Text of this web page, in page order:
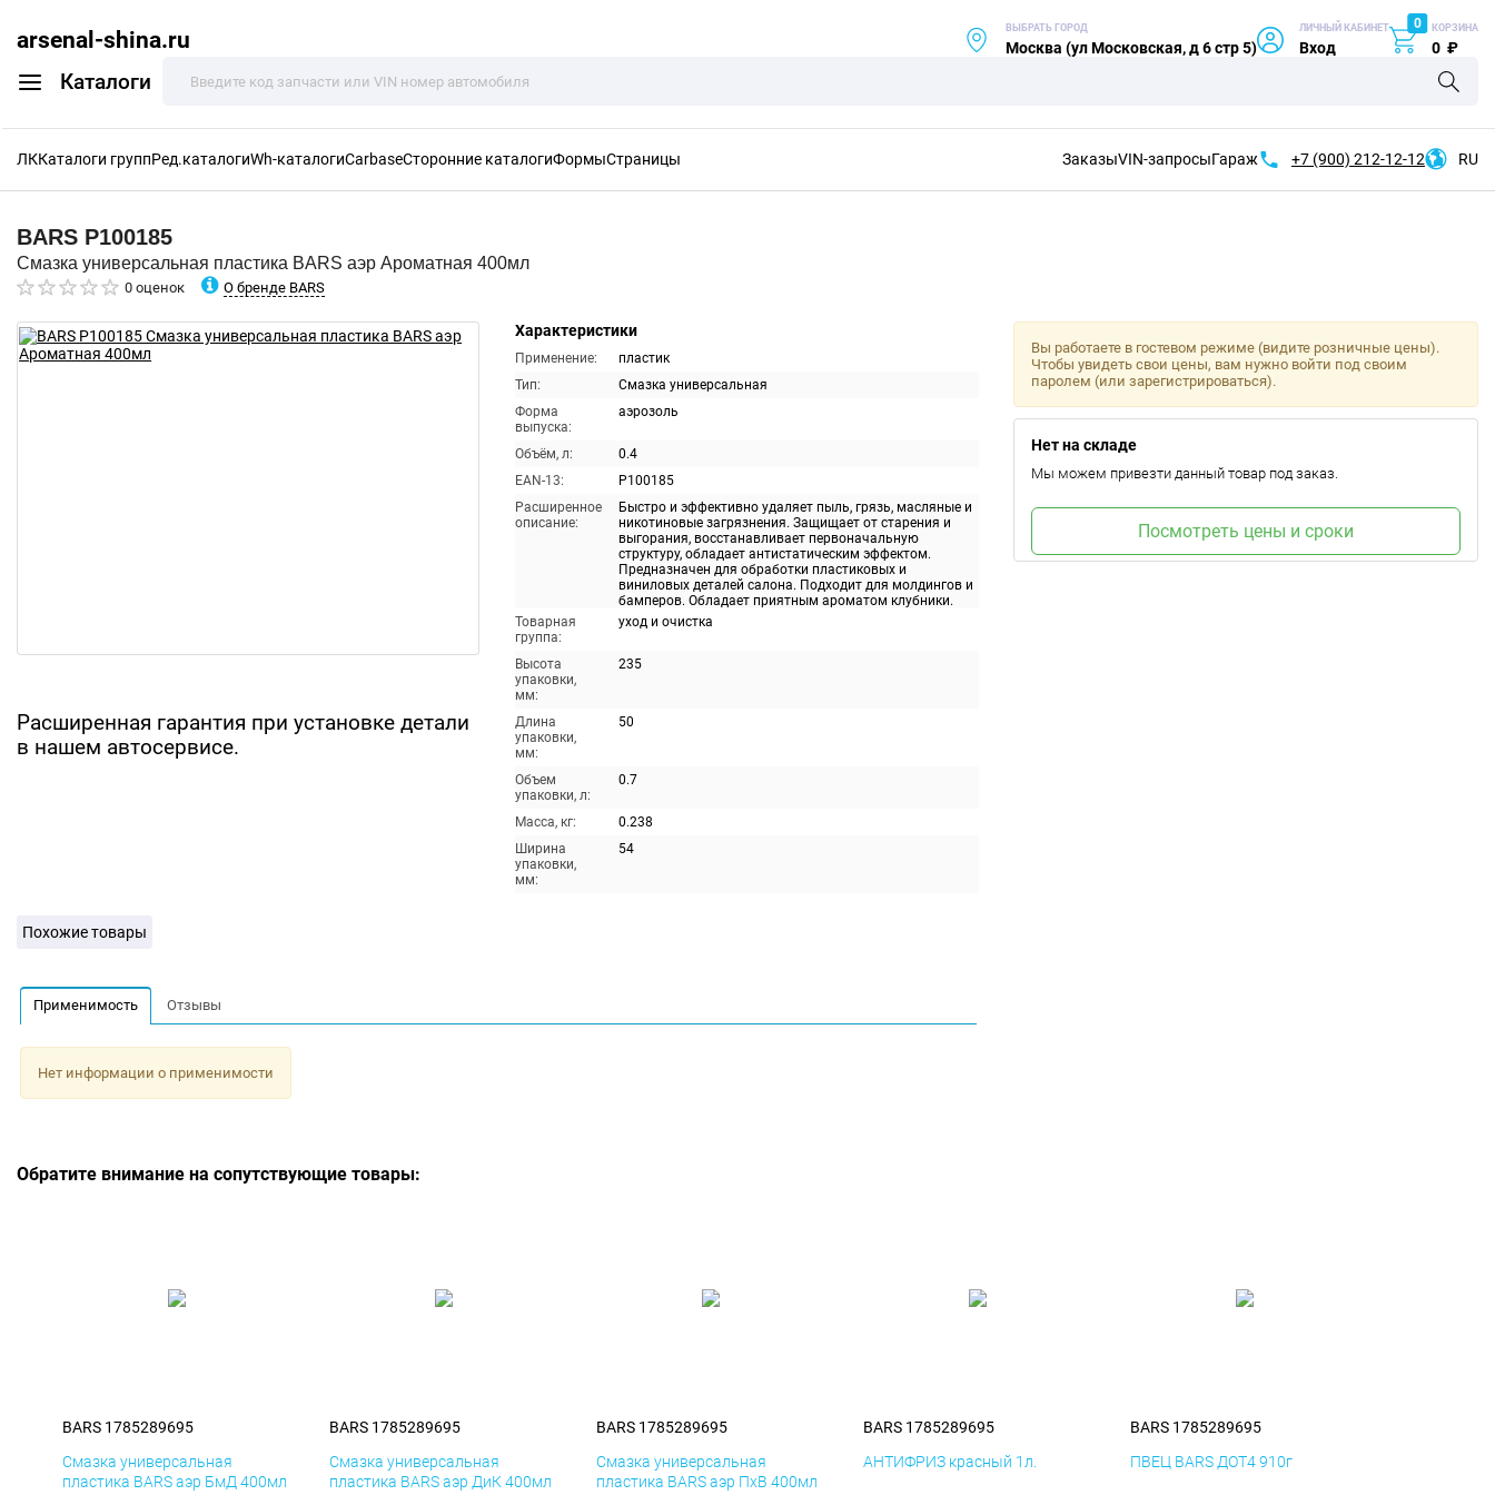
arsenal-shina.ru
Каталоги
ВЫБРАТЬ ГОРОД
Москва (ул Московская, д 6 стр 5)
ЛИЧНЫЙ КАБИНЕТ
Вход
0 КОРЗИНА
0 ₽
ЛККаталоги группРед.каталогиWh-каталогиCarbaseСторонние каталогиФормыСтраницы ЗаказыVIN-запросыГараж +7 (900) 212-12-12 RU
BARS P100185
Смазка универсальная пластика BARS аэр Ароматная 400мл
0 оценок О бренде BARS
Расширенная гарантия при установке детали
в нашем автосервисе.
Характеристики
Применение:
пластик
Тип:
Смазка универсальная
Форма
выпуска:
аэрозоль
Объём, л:
0.4
EAN-13:
P100185
Расширенное
описание:
Быстро и эффективно удаляет пыль, грязь, масляные и
никотиновые загрязнения. Защищает от старения и
выгорания, восстанавливает первоначальную
структуру, обладает антистатическим эффектом.
Предназначен для обработки пластиковых и
виниловых деталей салона. Подходит для молдингов и
бамперов. Обладает приятным ароматом клубники.
Товарная
группа:
уход и очистка
Высота
упаковки,
мм:
235
Длина
упаковки,
мм:
50
Объем
упаковки, л:
0.7
Масса, кг:
0.238
Ширина
упаковки,
мм:
54
Вы работаете в гостевом режиме (видите розничные цены).
Чтобы увидеть свои цены, вам нужно войти под своим
паролем (или зарегистрироваться).
Нет на складе
Мы можем привезти данный товар под заказ.
Посмотреть цены и сроки
Похожие товары
Применимость Отзывы
Нет информации о применимости
Обратите внимание на сопутствующие товары:
BARS 1785289695
Смазка универсальная
пластика BARS аэр БмД 400мл
BARS 1785289695
Смазка универсальная
пластика BARS аэр ДиК 400мл
BARS 1785289695
Смазка универсальная
пластика BARS аэр ПхВ 400мл
BARS 1785289695
АНТИФРИЗ красный 1л.
BARS 1785289695
ПВЕЦ BARS ДОТ4 910г